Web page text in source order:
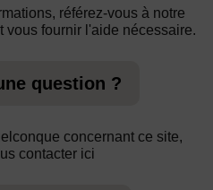
référez-vous à notre
vous fournir l'aide nécessaire.
question ?
concernant ce site,
contacter ici